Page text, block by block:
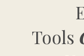
Tools